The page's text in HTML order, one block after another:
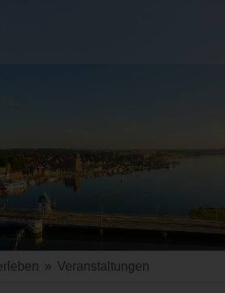
» Veranstaltungen